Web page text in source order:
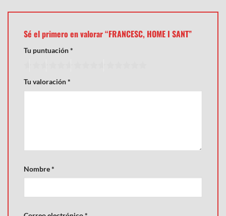
Sé el primero en valorar “FRANCESC, HOME I SANT”
Tu puntuación*
Tu valoración*
Nombre*